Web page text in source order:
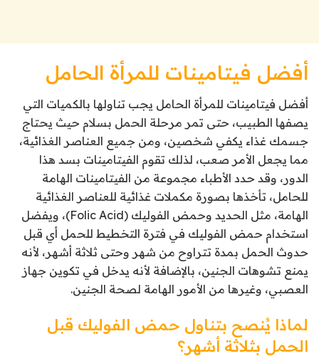
أفضل فيتامينات للمرأة الحامل
أفضل فيتامينات للمرأة الحامل يجب تناولها بالكميات التي
يصفها الطبيب، حتى تمر مرحلة الحمل بسلام حيث يحتاج
جسمك غذاء يكفي شخصين، ومن جميع العناصر الغذائية،
مما يجعل الأمر صعب، لذلك تقوم الفيتامينات بسد هذا
الدور، وقد حدد الأطباء مجموعة من الفيتامينات الهامة
للحامل، تأخذها بصورة مكملات غذائية للعناصر الغذائية
الهامة، مثل الحديد وحمض الفوليك (Folic Acid)، ويفضل
استخدام حمض الفوليك في فترة التخطيط للحمل أي قبل
حدوث الحمل بمدة تتراوح من شهر وحتى ثلاثة أشهر، لأنه
يمنع تشوهات الجنين، بالإضافة لأنه يدخل في تكوين جهاز
العصبي، وغيرها من الأمور الهامة لصحة الجنين.
لماذا يُنصح بتناول حمض الفوليك قبل
الحمل بثلاثة أشهر؟